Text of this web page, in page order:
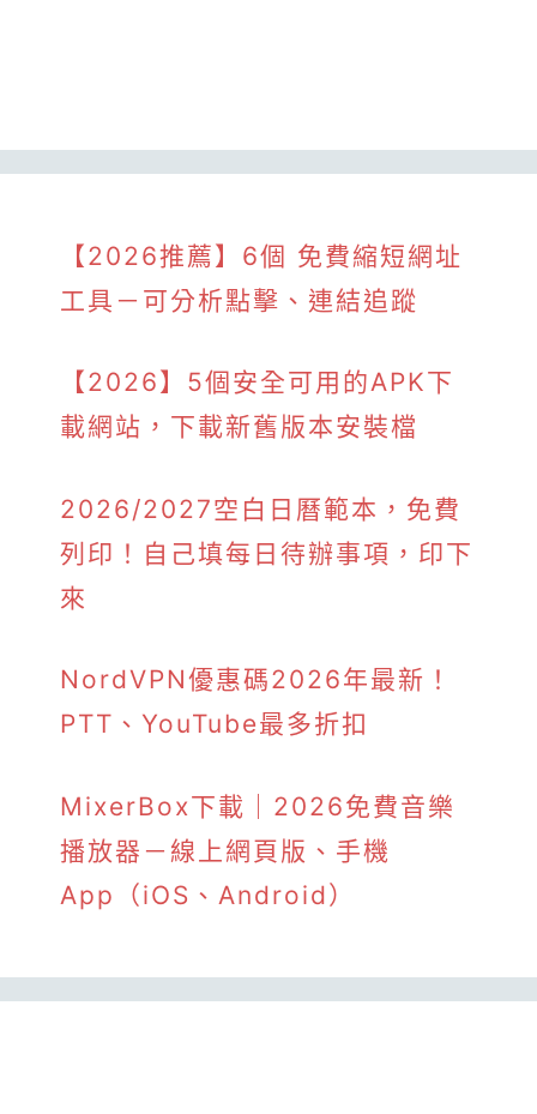
【2026推薦】6個 免費縮短網址
工具－可分析點擊、連結追蹤
【2026】5個安全可用的APK下
載網站，下載新舊版本安裝檔
2026/2027空白日曆範本，免費
列印！自己填每日待辦事項，印下
來
NordVPN優惠碼2026年最新！
PTT、YouTube最多折扣
MixerBox下載｜2026免費音樂
播放器－線上網頁版、手機
App（iOS、Android）